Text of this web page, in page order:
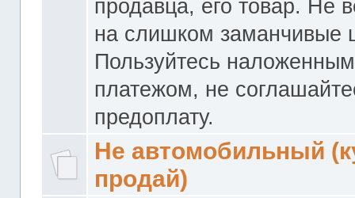
продавца, его товар. Не
на слишком заманчивые
Пользуйтесь наложенным
платежом, не
предоплату.
Не автомобильный
продай)